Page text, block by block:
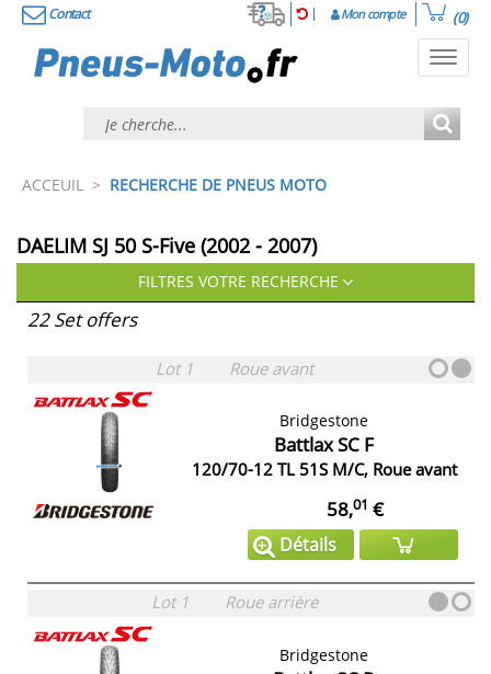
Contact Mon compte (0)
ACCEUIL > RECHERCHE DE PNEUS MOTO
DAELIM SJ 50 S-Five (2002 - 2007)
FILTRES VOTRE RECHERCHE
22 Set offers
Lot 1 Roue avant
Bridgestone
Battlax SC F
120/70-12 TL 51S M/C, Roue avant
58,01 €
Détails
Lot 1 Roue arrière
Bridgestone